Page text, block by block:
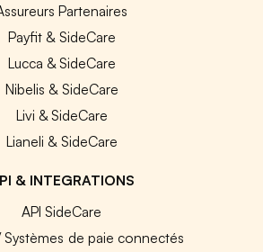
Partenaires
Payfit & SideCare
Lucca & SideCare
Nibelis & SideCare
Livi & SideCare
Lianeli & SideCare
& INTEGRATIONS
API SideCare
Systèmes de paie connectés